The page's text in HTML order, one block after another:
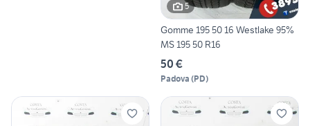
5
Gomme 195 50 16 Westlake 95%
MS 195 50 R16
50 €
Padova (PD)